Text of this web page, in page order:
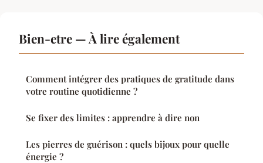
Bien-etre — À lire également
Comment intégrer des pratiques de gratitude dans
votre routine quotidienne ?
Se fixer des limites : apprendre à dire non
Les pierres de guérison : quels bijoux pour quelle
énergie ?